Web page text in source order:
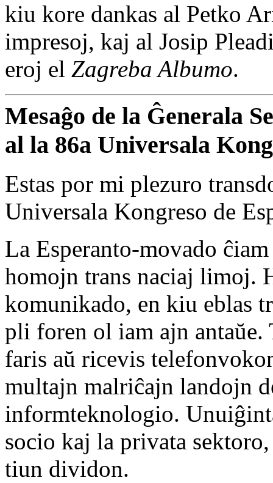
kiu kore dankas al Petko
impresoj, kaj al Josip
eroj el Zagreba Albumo.
Mesaĝo de la Ĝenerala
al la 86a Universala
Estas por mi plezuro
Universala Kongreso de
La Esperanto-movado
homojn trans naciaj limoj.
komunikado, en kiu eblas
pli foren ol iam ajn antaŭe.
faris aŭ ricevis
multajn malriĉajn landojn
informteknologio.
socio kaj la privata
tiun dividon.